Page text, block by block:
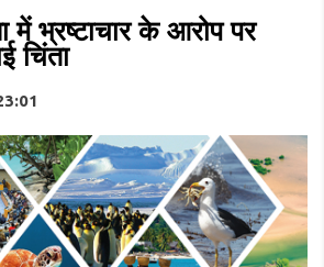
में भ्रष्टाचार के आरोप पर
चिंता